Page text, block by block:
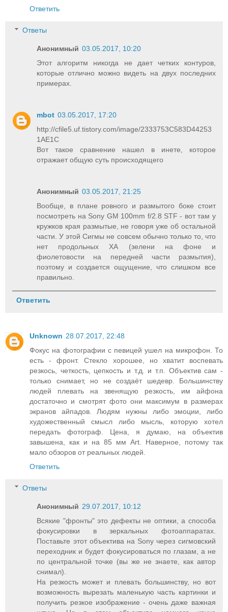
Ответить
Ответы
Анонимный 03.05.2017, 10:20
Этот алгоритм никогда не дает четких контуров,
которые отлично можно видеть на двух последних
примерах.
mbot 03.05.2017, 17:20
http://cfile5.uf.tistory.com/image/2333753C583D44253
1AE1C
Вот такое сравнение нашел в инете, которое
отражает общую суть происходящего
Анонимный 03.05.2017, 21:25
Вообще, в плане ровного и размытого боке стоит
посмотреть на Sony GM 100mm f/2.8 STF - вот там у
кружков края размытые, не говоря уже об остальной
части. У этой Сигмы не совсем обычно только то, что
нет продольных ХА (зелени на фоне и
фиолетовости на передней части размытия),
поэтому и создается ощущение, что слишком все
правильно.
Ответить
Unknown 28.07.2017, 22:48
Фокус на фотографии с певицей ушел на микрофон. То
есть - фронт. Стекло хорошее, но хватит воспевать
резкось, четкость, цепкость и т.д. и т.п. Объектив сам -
только снимает, но не создаёт шедевр. Большинству
людей плевать на звенящую резкость, им айфона
достаточно и смотрят фото они максимум в размерах
экранов айпадов. Людям нужны либо эмоции, либо
художественный смысл либо мысль, которую хотел
передать фотограф. Цена, я думаю, на объектив
завышена, как и на 85 мм Art. Наверное, потому так
мало обзоров от реальных людей.
Ответить
Ответы
Анонимный 29.07.2017, 10:12
Всякие "фронты" это дефекты не оптики, а способа
фокусировки в зеркальных фотоаппаратах.
Поставьте этот объектива на Sony через сигмовский
переходник и будет фокусироваться по глазам, а не
по центральной точке (вы же не знаете, как автор
снимал).
На резкость может и плевать большинству, но вот
возможность вырезать маленькую часть картинки и
получить резкое изображение - очень даже важная